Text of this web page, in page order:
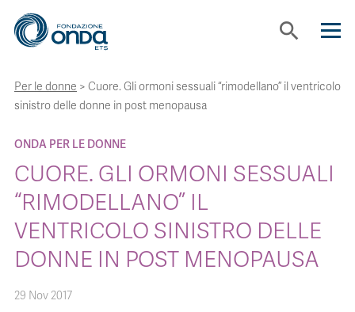
search
CHI SIAMO
CON CHI LAVORIAMO
STRUMENTI
BOLLINI
Per le donne > Cuore. Gli ormoni sessuali “rimodellano” il ventricolo
sinistro delle donne in post menopausa
ONDA PER LE DONNE
CUORE. GLI ORMONI SESSUALI
“RIMODELLANO” IL
VENTRICOLO SINISTRO DELLE
DONNE IN POST MENOPAUSA
29 Nov 2017